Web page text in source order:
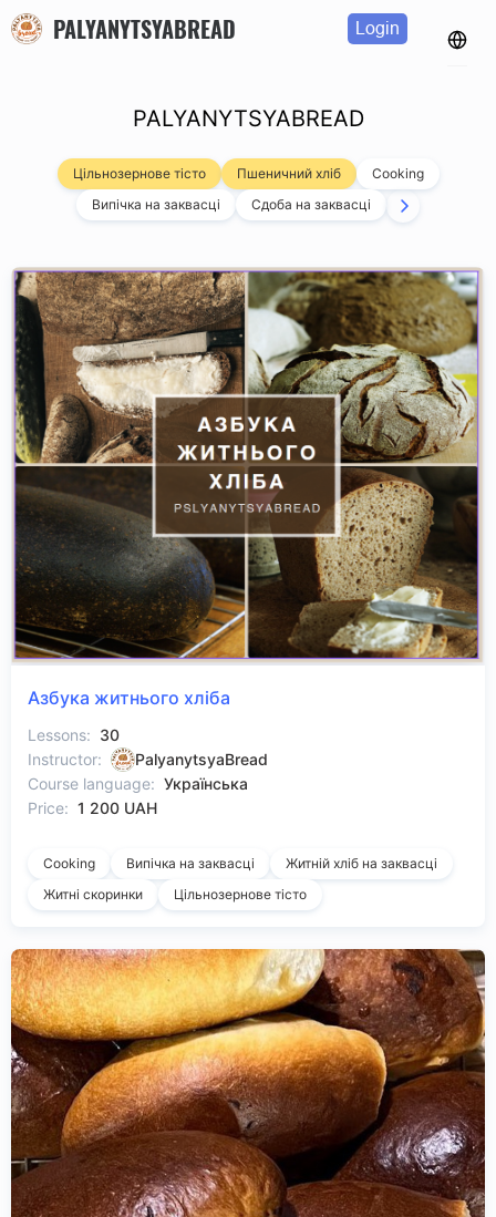
PALYANYTSYABREAD Login
PALYANYTSYABREAD
Цільнозернове тісто Пшеничний хліб
Cooking
Випічка на заквасці
Сдоба на заквасці
Азбука житнього хліба
Lessons: 30
Instructor:
PalyanytsyaBread
Course language: Українська
Price: 1 200 UAH
Cooking Випічка на заквасці
Житній хліб на заквасці
Житні скоринки
Цільнозернове тісто